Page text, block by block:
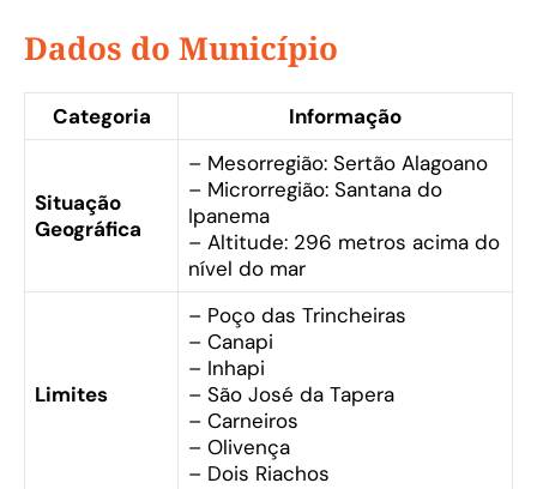
Dados do Município
Categoria Informação
Situação
Geográfica
– Mesorregião: Sertão Alagoano
– Microrregião: Santana do
Ipanema
– Altitude: 296 metros acima do
nível do mar
Limites
– Poço das Trincheiras
– Canapi
– Inhapi
– São José da Tapera
– Carneiros
– Olivença
– Dois Riachos